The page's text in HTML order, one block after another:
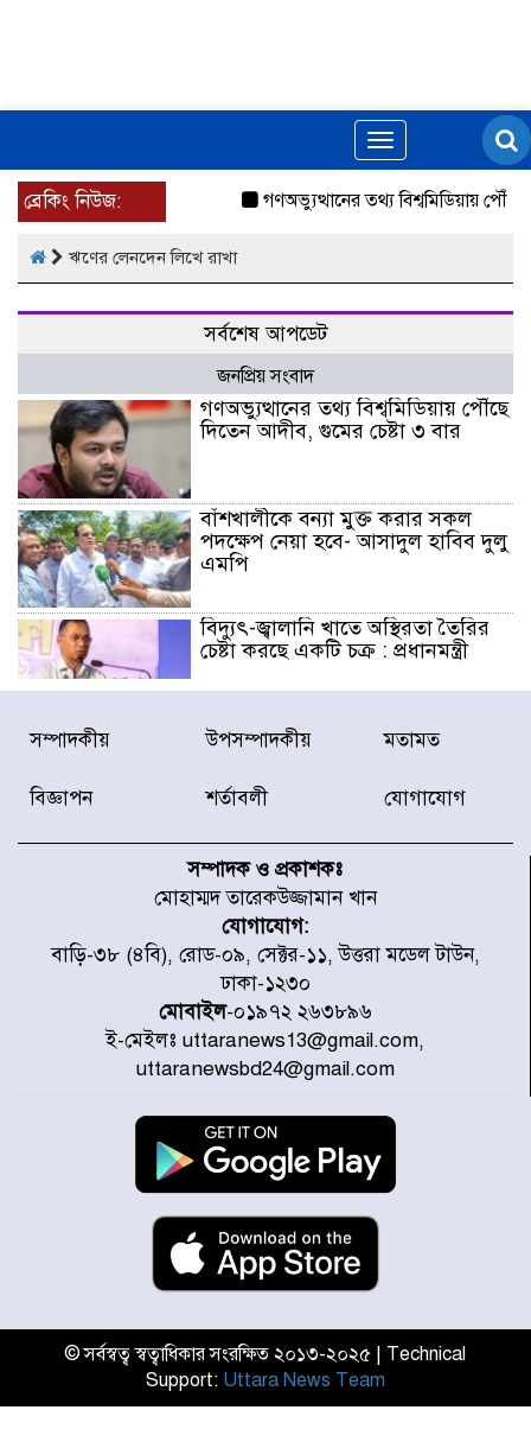
Toggle
navigation
ব্রেকিং নিউজ: গণঅভ্যুত্থানের তথ্য বিশ্বমিডিয়ায়
ঋণের লেনদেন লিখে রাখা
সর্বশেষ আপডেট
জনপ্রিয় সংবাদ
গণঅভ্যুত্থানের তথ্য বিশ্বমিডিয়ায় পৌঁছে
দিতেন আদীব, গুমের চেষ্টা ৩ বার
বাঁশখালীকে বন্যা মুক্ত করার সকল
পদক্ষেপ নেয়া হবে- আসাদুল হাবিব দুলু
এমপি
বিদ্যুৎ-জ্বালানি খাতে অস্থিরতা তৈরির
চেষ্টা করছে একটি চক্র : প্রধানমন্ত্রী
টাইফুন ‘ডলফিনের’ আঘাতে জাপানে
চিকিৎসা খাতে জিডিপির ৫ শতাংশ
বরাদ্দের ঘোষণা স্থানীয় সরকার মন্ত্রীর
জুলাই জাদুঘর ঘুরে দেখলেন এনসিপি
নেতারা
যুক্তরাষ্ট্রে দাবানল নেভাতে গিয়ে
হেলিকপ্টার বিধ্বস্ত, নিহত ১
মজুদদারের সর্বোচ্চ শাস্তি মৃত্যুদণ্ড, তাই
ভেবে মজুদ করবেন : আইনমন্ত্রী
আন্তর্জাতিক আদিবাসী দিবস: রাষ্ট্রের
মংমং
যৌথ প্রতিরক্ষা চুক্তি স্বাক্ষর করেছে
সম্পাদকীয় উপসম্পাদকীয় মতামত
বিজ্ঞাপন শর্তাবলী যোগাযোগ
সম্পাদক ও প্রকাশকঃ
মোহাম্মদ তারেকউজ্জামান খান
যোগাযোগ:
বাড়ি-৩৮ (৪বি), রোড-০৯, সেক্টর-১১, উত্তরা মডেল টাউন,
ঢাকা-১২৩০
মোবাইল-০১৯৭২ ২৬৩৮৯৬
ই-মেইলঃ uttaranews13@gmail.com,
uttaranewsbd24@gmail.com
© সর্বস্বত্ব স্বত্বাধিকার সংরক্ষিত ২০১৩-২০২৫ | Technical
Support: Uttara News Team